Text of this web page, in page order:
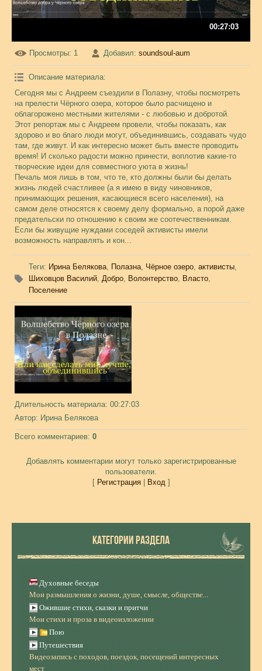
00:27:03
Просмотры: 1 Добавил: soundsoul-aum
Описание материала:
Сегодня мы с Андреем съездили в Полазну, чтобы посмотреть
на прелести Чёрного озера, которое было расчищено и
облагорожено местными жителями - с любовью и добротой.
Этот репортаж мы с Андреем провели, чтобы показать, как
здорово и во благо люди могут, объединившись, создавать чудо
там, где живут. И как интересно может быть вместе проводить
время! И сколько радости можно принести, воплотив какие-то
творческие идеи для совместного уюта в жизнь!
Печаль моя лишь в том, что те, кто должны были бы делать
жизнь людей счастливее (а я имею в виду чиновников,
принимающих решения, касающиеся всего населения), на
самом деле относятся к своему делу формально, а порой даже
предательски по отношению к своим же соотечественникам.
Если бы живущие нуждами соседей активисты имели
возможность направлять и кон...
Теги: Ирина Белякова, Полазна, Чёрное озеро, активисты,
Шиховцов Василий, Добро, Волонтерство, Власто,
Поселение
Длительность материала: 00:27:03
Автор: Ирина Белякова
Всего комментариев: 0
Добавлять комментарии могут только зарегистрированные
пользователи.
[ Регистрация| Вход]
КАТЕГОРИИ РАЗДЕЛА
Духовные беседы
Мои размышления о жизни, душе, смысле, обществе...
Ожившие стихи, сказки и притчи
Мои стихи и проза в видеоизложении
Пою
Путешествия
Видеозапись с походов, поездок, посещений интересных
мест